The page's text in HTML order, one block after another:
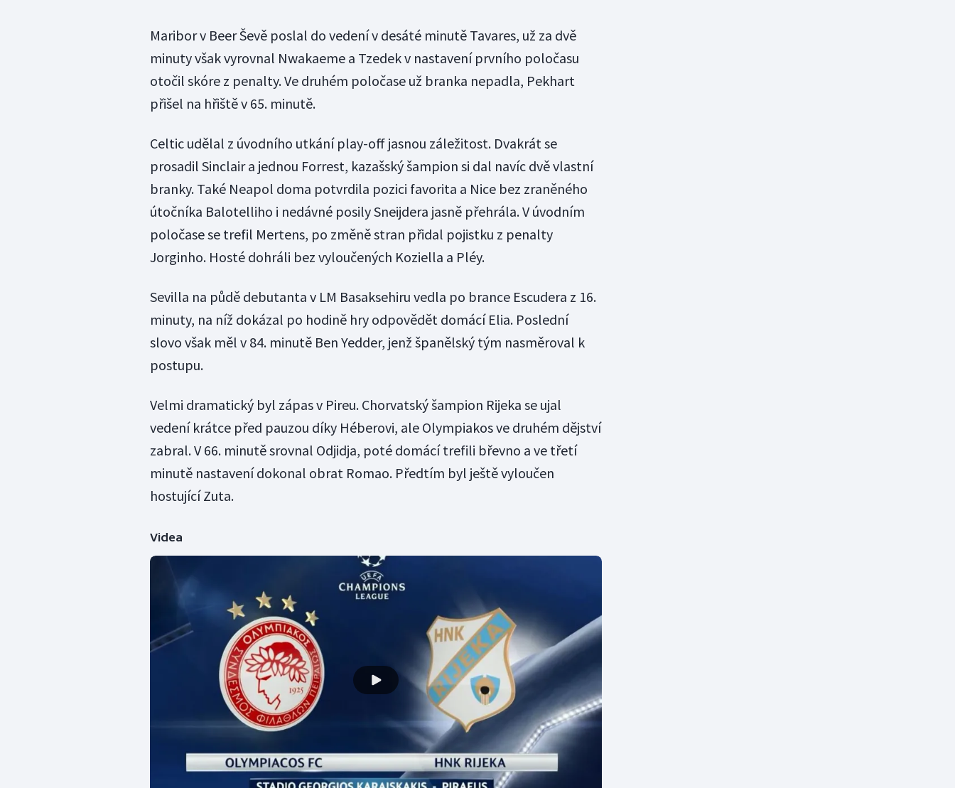
Maribor v Beer Ševě poslal do vedení v desáté minutě Tavares, už za dvě
minuty však vyrovnal Nwakaeme a Tzedek v nastavení prvního poločasu
otočil skóre z penalty. Ve druhém poločase už branka nepadla, Pekhart
přišel na hřiště v 65. minutě.
Celtic udělal z úvodního utkání play-off jasnou záležitost. Dvakrát se
prosadil Sinclair a jednou Forrest, kazašský šampion si dal navíc dvě vlastní
branky. Také Neapol doma potvrdila pozici favorita a Nice bez zraněného
útočníka Balotelliho i nedávné posily Sneijdera jasně přehrála. V úvodním
poločase se trefil Mertens, po změně stran přidal pojistku z penalty
Jorginho. Hosté dohráli bez vyloučených Koziella a Pléy.
Sevilla na půdě debutanta v LM Basaksehiru vedla po brance Escudera z 16.
minuty, na níž dokázal po hodině hry odpovědět domácí Elia. Poslední
slovo však měl v 84. minutě Ben Yedder, jenž španělský tým nasměroval k
postupu.
Velmi dramatický byl zápas v Pireu. Chorvatský šampion Rijeka se ujal
vedení krátce před pauzou díky Héberovi, ale Olympiakos ve druhém dějství
zabral. V 66. minutě srovnal Odjidja, poté domácí trefili břevno a ve třetí
minutě nastavení dokonal obrat Romao. Předtím byl ještě vyloučen
hostující Zuta.
Videa